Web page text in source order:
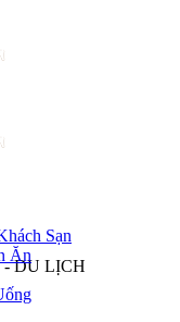
- DU LỊCH
Sạn
Ăn